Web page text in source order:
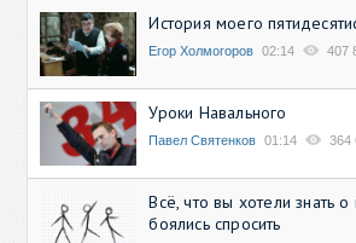
История моего
Егор Холмогоров 02:14 407
Уроки Навального
Павел Святенков 01:14 364
Всё, что вы хотели знать
боялись спросить